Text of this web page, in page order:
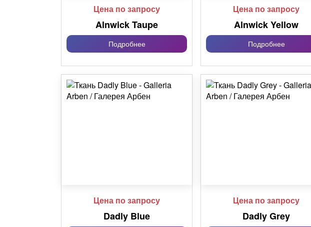
Цена по запросу
Alnwick Taupe
Подробнее
Цена по запросу
Alnwick Yellow
Подробнее
Цена по запросу
Dadly Blue
Цена по запросу
Dadly Grey